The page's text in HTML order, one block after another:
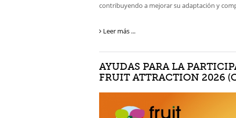
contribuyendo a mejorar su adaptación y
Leer más ...
AYUDAS PARA LA
FRUIT ATTRACTION 2026